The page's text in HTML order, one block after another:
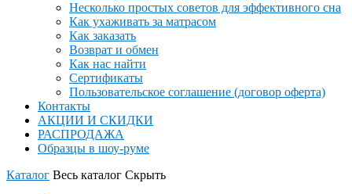
Несколько простых советов для эффективного сна
Как ухаживать за матрасом
Как заказать
Возврат и обмен
Как нас найти
Сертификаты
Пользовательское соглашение (договор оферта)
Контакты
АКЦИИ И СКИДКИ
РАСПРОДАЖА
Образцы в шоу-руме
Каталог Весь каталог Скрыть